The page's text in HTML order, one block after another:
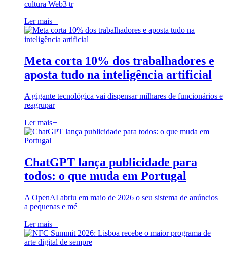
cultura Web3 tr
Ler mais+
Meta corta 10% dos trabalhadores e
aposta tudo na inteligência artificial
A gigante tecnológica vai dispensar milhares de funcionários e
reagrupar
Ler mais+
ChatGPT lança publicidade para
todos: o que muda em Portugal
A OpenAI abriu em maio de 2026 o seu sistema de anúncios
a pequenas e mé
Ler mais+